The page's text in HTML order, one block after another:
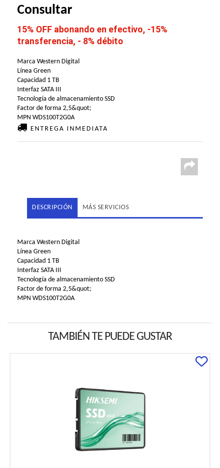
Consultar
15% OFF abonando en efectivo, -15%
transferencia, - 8% débito
Marca Western Digital
Línea Green
Capacidad 1 TB
Interfaz SATA III
Tecnología de almacenamiento SSD
Factor de forma 2,5&quot;
MPN WDS100T2G0A
ENTREGA INMEDIATA
DESCRIPCIÓN MÁS SERVICIOS
Marca Western Digital
Línea Green
Capacidad 1 TB
Interfaz SATA III
Tecnología de almacenamiento SSD
Factor de forma 2,5&quot;
MPN WDS100T2G0A
TAMBIÉN TE PUEDE GUSTAR